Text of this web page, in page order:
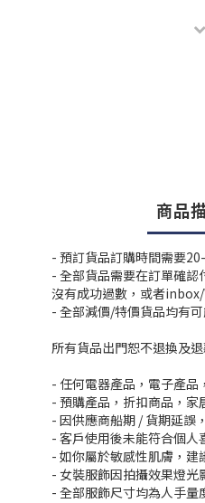
商品
- 預訂貨品訂購時間需要
- 全部貨品需要在訂單確認
沒有成功過數，或者
- 全部減價/特價貨品均有
所有貨品出門恕不退換及退
- 任何電器產品，電子產品
- 預購產品，折扣商品，家
- 因供應商船期 / 貨期延誤
- 客戶使用後未能符合個人
- 如你屬於敏感性肌膚，建
- 女裝服飾因拍攝效果燈光
- 全部服飾尺寸均為人手